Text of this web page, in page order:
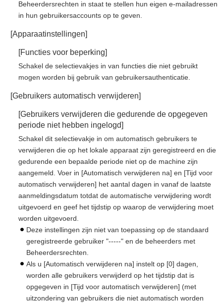
Beheerdersrechten in staat te stellen hun eigen e-mailadressen
in hun gebruikersaccounts op te geven.
[Apparaatinstellingen]
[Functies voor beperking]
Schakel de selectievakjes in van functies die niet gebruikt
mogen worden bij gebruik van gebruikersauthenticatie.
[Gebruikers automatisch verwijderen]
[Gebruikers verwijderen die gedurende de opgegeven
periode niet hebben ingelogd]
Schakel dit selectievakje in om automatisch gebruikers te
verwijderen die op het lokale apparaat zijn geregistreerd en die
gedurende een bepaalde periode niet op de machine zijn
aangemeld. Voer in [Automatisch verwijderen na] en [Tijd voor
automatisch verwijderen] het aantal dagen in vanaf de laatste
aanmeldingsdatum totdat de automatische verwijdering wordt
uitgevoerd en geef het tijdstip op waarop de verwijdering moet
worden uitgevoerd.
Deze instellingen zijn niet van toepassing op de standaard
geregistreerde gebruiker "-----" en de beheerders met
Beheerdersrechten.
Als u [Automatisch verwijderen na] instelt op [0] dagen,
worden alle gebruikers verwijderd op het tijdstip dat is
opgegeven in [Tijd voor automatisch verwijderen] (met
uitzondering van gebruikers die niet automatisch worden